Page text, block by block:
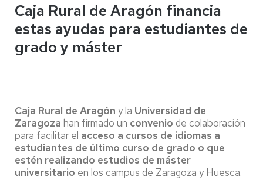
Caja Rural de Aragón financia
estas ayudas para estudiantes de
grado y máster
Caja Rural de Aragón y la Universidad de
Zaragoza han firmado un convenio de colaboración
para facilitar el acceso a cursos de idiomas a
estudiantes de último curso de grado o que
estén realizando estudios de máster
universitario en los campus de Zaragoza y Huesca.